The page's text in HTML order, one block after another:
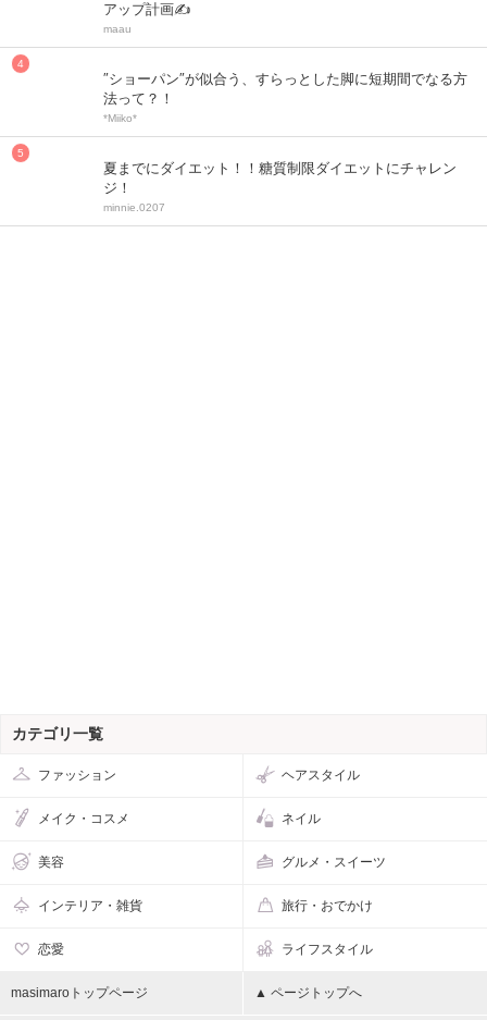
アップ計画✍
maau
″ショーパン″が似合う、すらっとした脚に短期間でなる方
法って？！
*Miiko*
夏までにダイエット！！糖質制限ダイエットにチャレン
ジ！
minnie.0207
カテゴリ一覧
ファッション ヘアスタイル
メイク・コスメ ネイル
美容 グルメ・スイーツ
インテリア・雑貨 旅行・おでかけ
恋愛 ライフスタイル
masimaroトップページ ▲ ページトップへ